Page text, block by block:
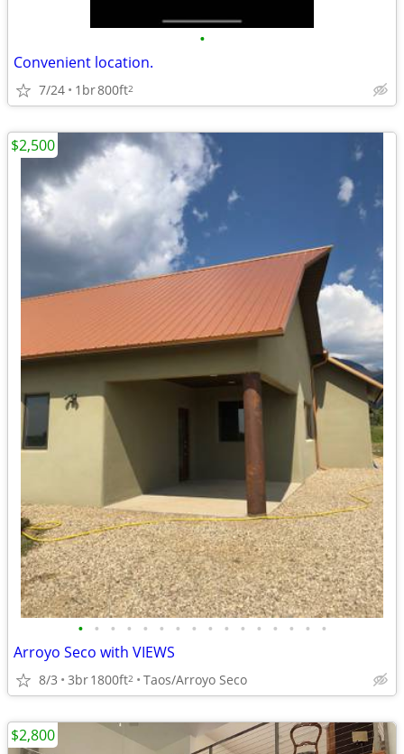
•
Convenient location.
7/24 1br800ft2
• • • • • • • • • • • • • • • •
Arroyo Seco with VIEWS
8/3 3br1800ft2 Taos/Arroyo Seco
$2,500
$2,800